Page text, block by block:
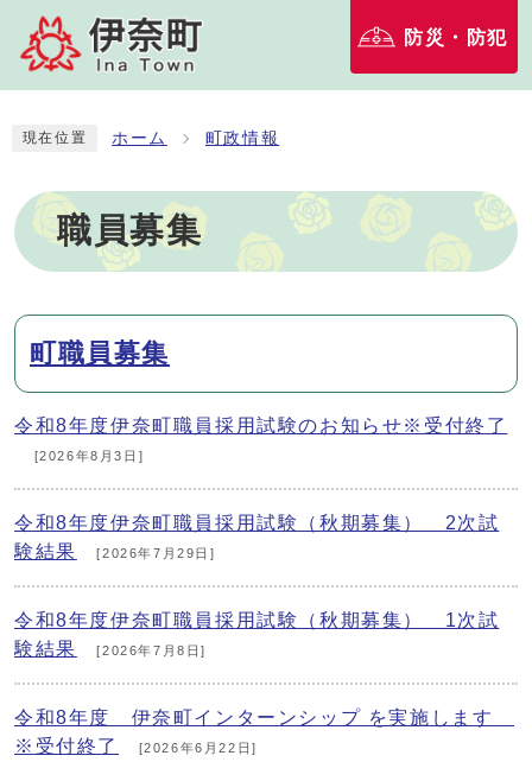
防災・防犯
現在位置 ホーム 町政情報
職員募集
メインメニュー
町職員募集
令和8年度伊奈町職員採用試験のお知らせ※受付終了
[2026年8月3日]
令和8年度伊奈町職員採用試験（秋期募集） 2次試
験結果
[2026年7月29日]
令和8年度伊奈町職員採用試験（秋期募集） 1次試
験結果
[2026年7月8日]
令和8年度 伊奈町インターンシップ を実施します
※受付終了
[2026年6月22日]